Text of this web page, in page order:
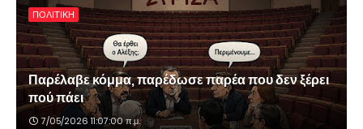
ΠΟΛΙΤΙΚΗ
Παρέλαβε κόμμα, παρέδωσε παρέα που δεν ξέρει
πού πάει
7/05/2026 11:07:00 π.μ.